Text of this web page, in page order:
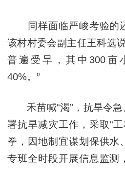
同样面临严峻考验的还
该村村委会副主任王科选
普遍受旱，其中300亩
40%。”
禾苗喊“渴”，抗旱令急
署抗旱减灾工作，采取“
拳，因地制宜谋划保供水
专班全时段开展信息监测